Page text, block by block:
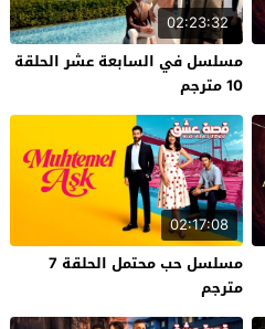
02:23:32
مسلسل في السابعة عشر الحلقة
10 مترجم
02:17:08
مسلسل حب محتمل الحلقة 7
مترجم